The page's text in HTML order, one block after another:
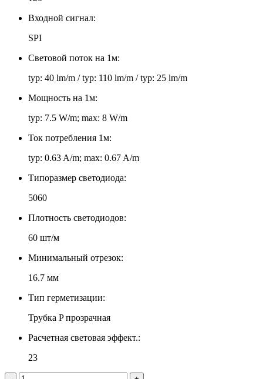
Входной сигнал:
SPI
Световой поток на 1м:
typ: 40 lm/m / typ: 110 lm/m / typ: 25 lm/m
Мощность на 1м:
typ: 7.5 W/m; max: 8 W/m
Ток потребления 1м:
typ: 0.63 A/m; max: 0.67 A/m
Типоразмер светодиода:
5060
Плотность светодиодов:
60 шт/м
Минимальный отрезок:
16.7 мм
Тип герметизации:
Трубка P прозрачная
Расчетная световая эффект.:
23